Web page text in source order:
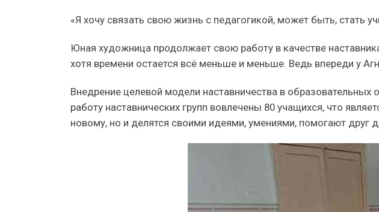
«Я хочу связать свою жизнь с педагогикой, может быть, стать
Юная художница продолжает свою работу в качестве
хотя времени остается всё меньше и меньше. Ведь впереди у
Внедрение целевой модели наставничества в образовательных
работу наставнических групп вовлечены 80 учащихся, что
новому, но и делятся своими идеями, умениями, помогают друг